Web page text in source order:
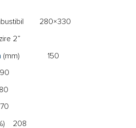
280×330
2”
(mm) 150
208